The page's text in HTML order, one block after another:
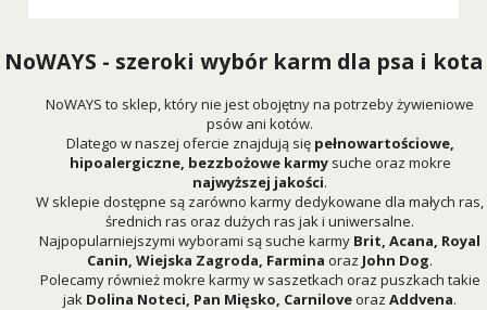
NoWAYS - szeroki wybór karm dla psa i kota
NoWAYS to sklep, który nie jest obojętny na potrzeby żywieniowe
psów ani kotów.
Dlatego w naszej ofercie znajdują się pełnowartościowe,
hipoalergiczne, bezzbożowe karmy suche oraz mokre
najwyższej jakości.
W sklepie dostępne są zarówno karmy dedykowane dla małych ras,
średnich ras oraz dużych ras jak i uniwersalne.
Najpopularniejszymi wyborami są suche karmy Brit Acana Royal
Canin Wiejska Zagroda Farmina oraz John Dog.
Polecamy również mokre karmy w saszetkach oraz puszkach takie
jak Dolina Noteci Pan Mięsko Carniloveoraz Addvena.